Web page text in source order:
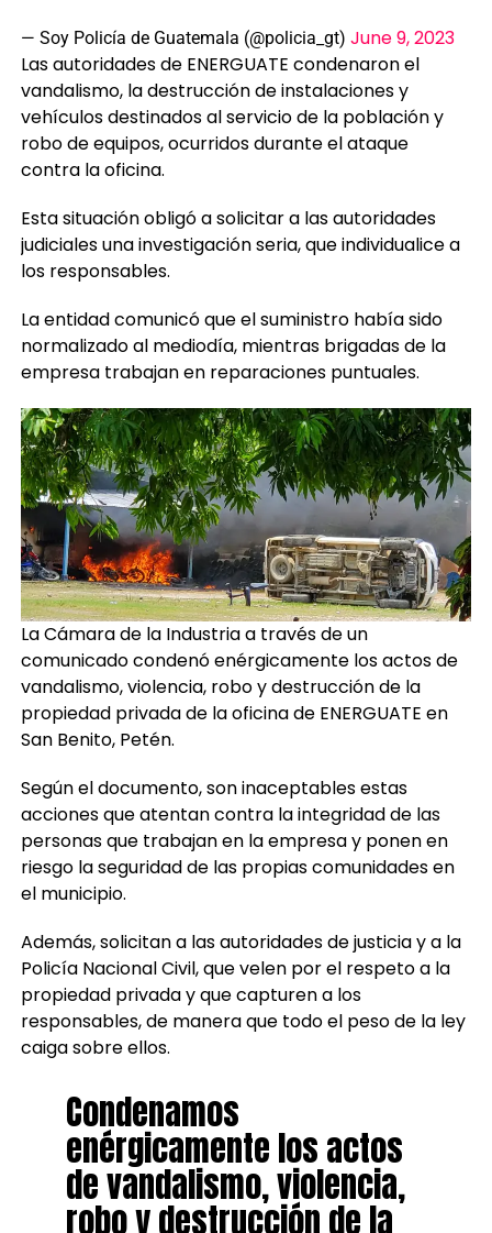
— Soy Policía de Guatemala (@policia_gt) June 9, 2023
Las autoridades de ENERGUATE condenaron el
vandalismo, la destrucción de instalaciones y
vehículos destinados al servicio de la población y
robo de equipos, ocurridos durante el ataque
contra la oficina.
Esta situación obligó a solicitar a las autoridades
judiciales una investigación seria, que individualice a
los responsables.
La entidad comunicó que el suministro había sido
normalizado al mediodía, mientras brigadas de la
empresa trabajan en reparaciones puntuales.
La Cámara de la Industria a través de un
comunicado condenó enérgicamente los actos de
vandalismo, violencia, robo y destrucción de la
propiedad privada de la oficina de ENERGUATE en
San Benito, Petén.
Según el documento, son inaceptables estas
acciones que atentan contra la integridad de las
personas que trabajan en la empresa y ponen en
riesgo la seguridad de las propias comunidades en
el municipio.
Además, solicitan a las autoridades de justicia y a la
Policía Nacional Civil, que velen por el respeto a la
propiedad privada y que capturen a los
responsables, de manera que todo el peso de la ley
caiga sobre ellos.
Condenamos
enérgicamente los actos
de vandalismo, violencia,
robo y destrucción de la